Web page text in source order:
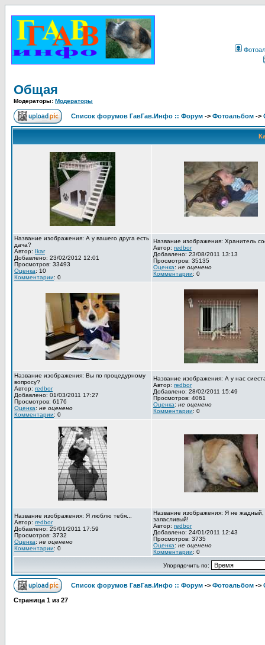
Общая
Модераторы: Модераторы
Список форумов ГавГав.Инфо :: Форум -> Фотоальбом ->
Название изображения: А у вашего друга есть
дача?
Автор: Ikar
Добавлено: 23/02/2012 12:01
Просмотров: 33493
Оценка: 10
Комментарии: 0
Название изображения: Хранитель
Автор: redbor
Добавлено: 23/08/2011 13:13
Просмотров: 35135
Оценка: не оценено
Комментарии: 0
Название изображения: Вы по процедурному
вопросу?
Автор: redbor
Добавлено: 01/03/2011 17:27
Просмотров: 6176
Оценка: не оценено
Комментарии: 0
Название изображения: А у нас
Автор: redbor
Добавлено: 28/02/2011 15:49
Просмотров: 4061
Оценка: не оценено
Комментарии: 0
Название изображения: Я люблю тебя...
Автор: redbor
Добавлено: 25/01/2011 17:59
Просмотров: 3732
Оценка: не оценено
Комментарии: 0
Название изображения: Я не жадный,
запасливый!
Автор: redbor
Добавлено: 24/01/2011 12:43
Просмотров: 3735
Оценка: не оценено
Комментарии: 0
Упорядочить по:
Список форумов ГавГав.Инфо :: Форум -> Фотоальбом ->
Страница 1 из 27